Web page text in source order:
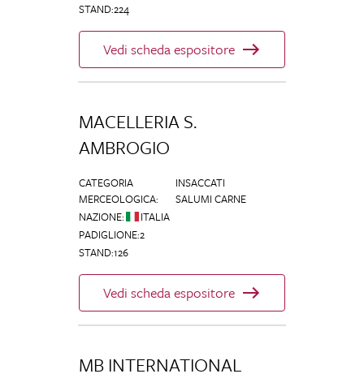
STAND:224
Vedi scheda espositore
MACELLERIA S.
AMBROGIO
CATEGORIA
MERCEOLOGICA:
INSACCATI
SALUMI CARNE
NAZIONE:
ITALIA
PADIGLIONE:2
STAND:126
Vedi scheda espositore
MB INTERNATIONAL